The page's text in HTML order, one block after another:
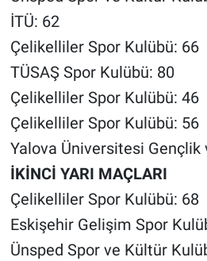
İTÜ: 62
Çelikelliler Spor Kulübü: 66
TÜSAŞ Spor Kulübü: 80
Çelikelliler Spor Kulübü: 46
Çelikelliler Spor Kulübü: 56
Yalova Üniversitesi Gençlik
İKİNCİ YARI MAÇLARI
Çelikelliler Spor Kulübü: 68
Eskişehir Gelişim Spor
Ünsped Spor ve Kültür